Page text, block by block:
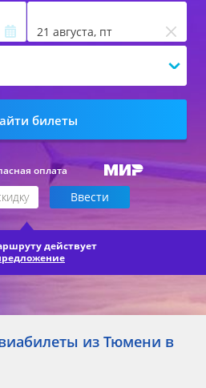
21 августа, пт
билеты
оплата
действует
из Тюмени в